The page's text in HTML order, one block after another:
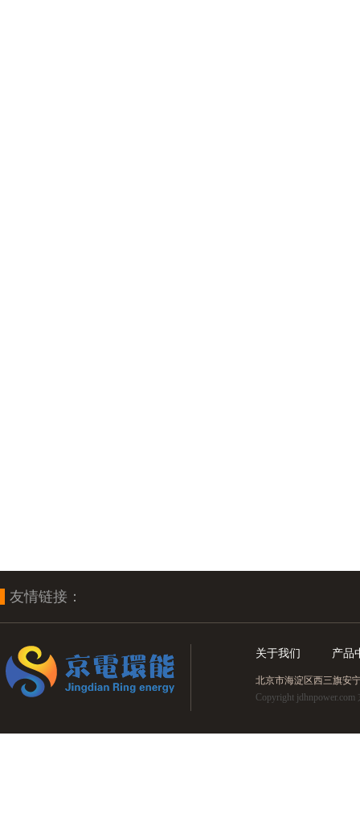
友情链接：
关于我们 产品
北京市海淀区西三旗安
Copyright